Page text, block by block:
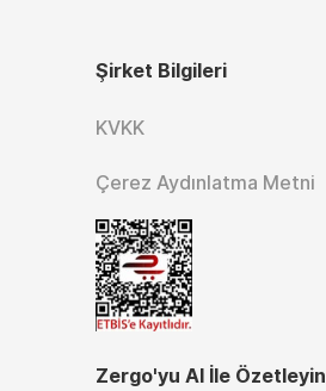
Şirket Bilgileri
KVKK
Çerez Aydınlatma Metni
Zergo'yu AI İle Özetleyin